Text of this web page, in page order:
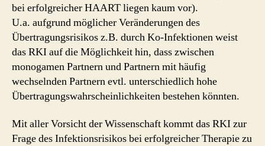
bei erfolgreicher HAART liegen kaum vor).
U.a. aufgrund möglicher Veränderungen des
Übertragungsrisikos z.B. durch Ko-Infektionen weist
das RKI auf die Möglichkeit hin, dass zwischen
monogamen Partnern und Partnern mit häufig
wechselnden Partnern evtl. unterschiedlich hohe
Übertragungswahrscheinlichkeiten bestehen könnten.
Mit aller Vorsicht der Wissenschaft kommt das RKI zur
Frage des Infektionsrisikos bei erfolgreicher Therapie zu